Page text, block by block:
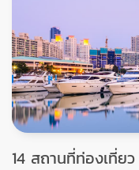
14 ที่เที่ยว ฟูกุโอ
12/10/2020
ฟุกุโอกะเป็นเมืองที่ใหญ่
เที่ยวที่มีชื่อเสียงแห่งหนึ่
งอื่นๆในญี่ปุ่นเนื่องจากคิ
ที่นี่ยังติดอันดับเมืองน่าอ